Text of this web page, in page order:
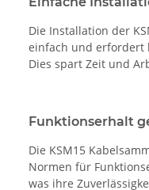
Die Installation der
einfach und erfordert
Dies spart Zeit und
Funktionserhalt
Die KSM15
Normen für
was ihre